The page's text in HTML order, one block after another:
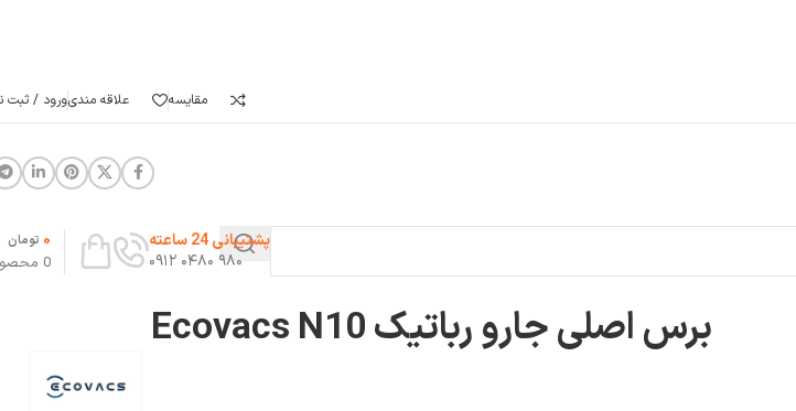
مقایسه علاقه مندیورود / ثبت
پشتیبانی 24 ساعته
۹۸۰ ۰۴۸۰ ۰۹۱۲
0
0 تومان
برس اصلی جارو رباتیک Ecovacs N10